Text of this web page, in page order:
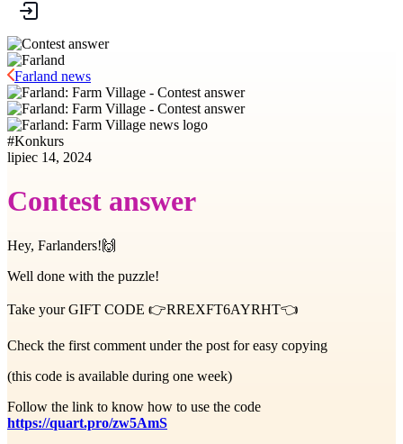
Farland news
#Konkurs
lipiec 14, 2024
Contest answer
Hey, Farlanders! 🙌
Well done with the puzzle!
Take your GIFT CODE 👉RREXFT6AYRHT👈
Check the first comment under the post for easy copying
(this code is available during one week)
Follow the link to know how to use the code
https://quart.pro/zw5AmS